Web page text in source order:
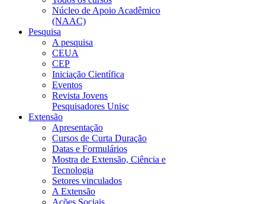
Núcleo de Apoio Acadêmico
(NAAC)
Pesquisa
A pesquisa
CEUA
CEP
Iniciação Científica
Eventos
Revista Jovens
Pesquisadores Unisc
Extensão
Apresentação
Cursos de Curta Duração
Datas e Formulários
Mostra de Extensão, Ciência e
Tecnologia
Setores vinculados
A Extensão
Ações Sociais